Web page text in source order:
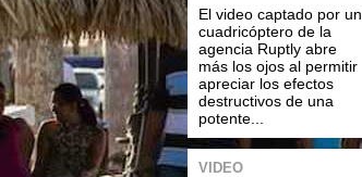
El video captado por un
cuadricóptero de la
agencia Ruptly abre
más los ojos al permitir
apreciar los efectos
destructivos de una
potente...
VIDEO